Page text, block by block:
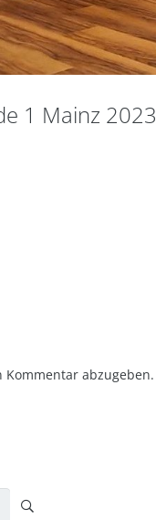
1 Mainz 2023
Kommentar abzugeben.